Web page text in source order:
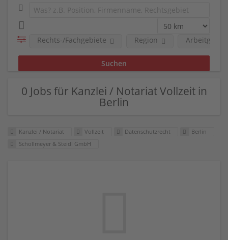
Rechts-/Fachgebiete Region
0 Jobs für Kanzlei / Notariat Vollzeit in
Berlin
Kanzlei / Notariat Vollzeit Datenschutzrecht
Berlin
Schollmeyer & Steidl GmbH